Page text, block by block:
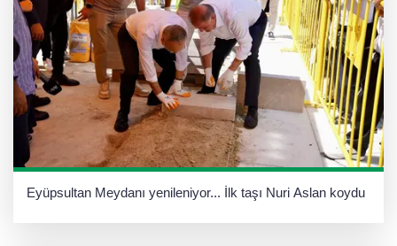
Eyüpsultan Meydanı yenileniyor... İlk taşı Nuri Aslan koydu